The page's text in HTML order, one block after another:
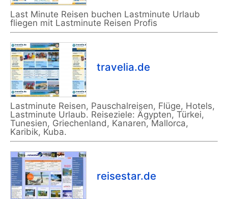
Last Minute Reisen buchen Lastminute Urlaub
fliegen mit Lastminute Reisen Profis
travelia.de
Lastminute Reisen, Pauschalreisen, Flüge, Hotels,
Lastminute Urlaub. Reiseziele: Ägypten, Türkei,
Tunesien, Griechenland, Kanaren, Mallorca,
Karibik, Kuba.
reisestar.de